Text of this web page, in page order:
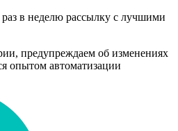
в неделю рассылку с лучшими
предупреждаем об изменениях
опытом автоматизации